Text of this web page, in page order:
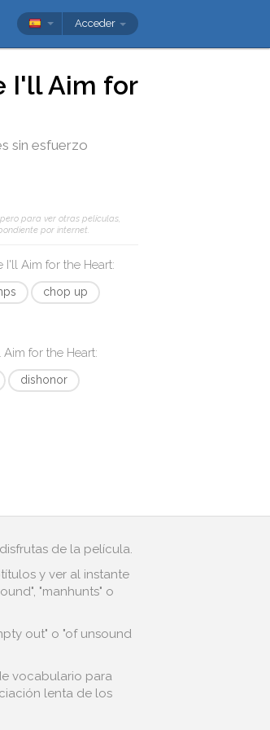
Acceder
I'll Aim for
sin esfuerzo
para ver otras películas,
por internet.
I'll Aim for the Heart:
chop up
Aim for the Heart:
dishonor
de la película.
y ver al instante
"manhunts" o
out" o "of unsound
vocabulario para
lenta de los